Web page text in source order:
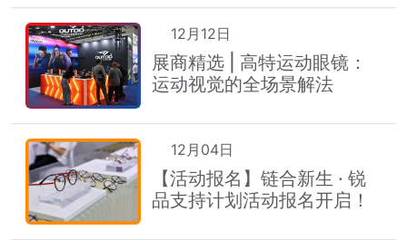
12月12日
展商精选 | 高特运动眼镜：
运动视觉的全场景解法
12月04日
【活动报名】链合新生 · 锐
品支持计划活动报名开启！